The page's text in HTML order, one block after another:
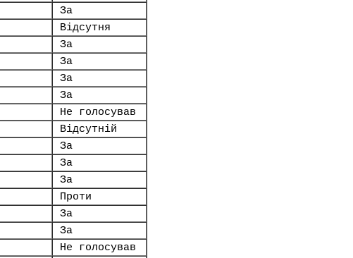
За
Відсутня
За
За
За
За
Не голосував
Відсутній
За
За
За
Проти
За
За
Не голосував